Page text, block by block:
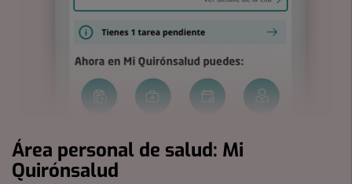
Área personal de salud: Mi
Quirónsalud